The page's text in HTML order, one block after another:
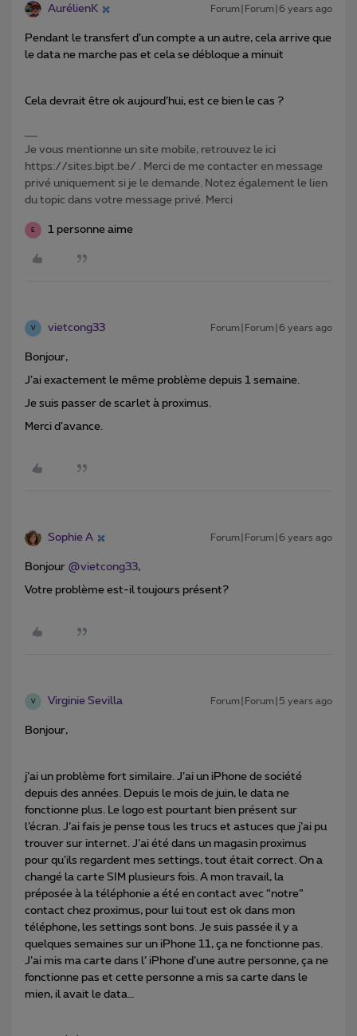
AurélienK Forum|Forum|6 years ago
Pendant le transfert d’un compte a un autre, cela arrive que
le data ne marche pas et cela se débloque a minuit
Cela devrait être ok aujourd’hui, est ce bien le cas ?
Je vous mentionne un site mobile, retrouvez le ici
https://sites.bipt.be/ . Merci de me contacter en message
privé uniquement si je le demande. Notez également le lien
du topic dans votre message privé. Merci
E 1 personne aime
V vietcong33 Forum|Forum|6 years ago
Bonjour,
J’ai exactement le même problème depuis 1 semaine.
Je suis passer de scarlet à proximus.
Merci d’avance.
Sophie A Forum|Forum|6 years ago
Bonjour @vietcong33,
Votre problème est-il toujours présent?
V Virginie Sevilla Forum|Forum|5 years ago
Bonjour,
j’ai un problème fort similaire. J’ai un iPhone de société
depuis des années. Depuis le mois de juin, le data ne
fonctionne plus. Le logo est pourtant bien présent sur
l’écran. J’ai fais je pense tous les trucs et astuces que j’ai pu
trouver sur internet. J’ai été dans un magasin proximus
pour qu’ils regardent mes settings, tout était correct. On a
changé la carte SIM plusieurs fois. A mon travail, la
préposée à la téléphonie a été en contact avec “notre”
contact chez proximus, pour lui tout est ok dans mon
téléphone, les settings sont bons. Je suis passée il y a
quelques semaines sur un iPhone 11, ça ne fonctionne pas.
J’ai mis ma carte dans l’ iPhone d’une autre personne, ça ne
fonctionne pas et cette personne a mis sa carte dans le
mien, il avait le data…